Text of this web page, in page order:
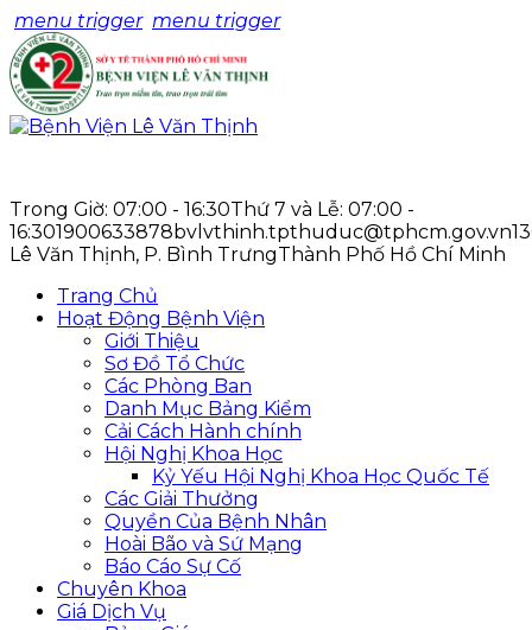
menu trigger menu trigger
Trong Giờ: 07:00 - 16:30Thứ 7 và Lễ: 07:00 -
16:301900633878bvlvthinh.tpthuduc@tphcm.gov.vn
Lê Văn Thịnh, P. Bình TrưngThành Phố Hồ Chí Minh
Trang Chủ
Hoạt Động Bệnh Viện
Giới Thiệu
Sơ Đồ Tổ Chức
Các Phòng Ban
Danh Mục Bảng Kiểm
Cải Cách Hành chính
Hội Nghị Khoa Học
Kỷ Yếu Hội Nghị Khoa Học Quốc Tế
Các Giải Thưởng
Quyền Của Bệnh Nhân
Hoài Bão và Sứ Mạng
Báo Cáo Sự Cố
Chuyên Khoa
Giá Dịch Vụ